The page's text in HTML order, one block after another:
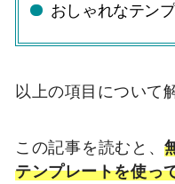
おしゃれなテン
以上の項目について
この記事を読むと、
テンプレートを使っ